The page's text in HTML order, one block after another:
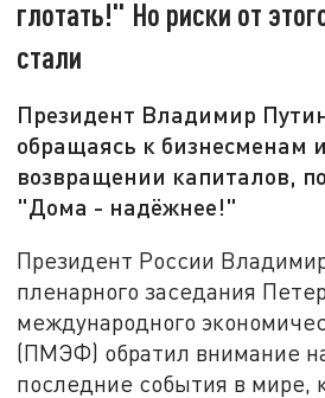
глотать!" Но риски от
стали
Президент Владимир
обращаясь к бизнесменам
возвращении капиталов,
"Дома - надёжнее!"
Президент России
пленарного заседания
международного
(ПМЭФ) обратил внимание
последние события в мире,